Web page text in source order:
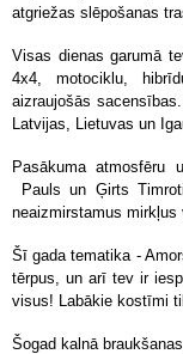
atgriežas slēpošanas
Visas dienas garumā
4x4, motociklu,
aizraujošās
Latvijas, Lietuvas un
Pasākuma atmosfēru
Pauls un Ģirts
neaizmirstamus
Šī gada tematika -
tērpus, un arī tev ir
visus! Labākie kostīmi
Šogad kalnā